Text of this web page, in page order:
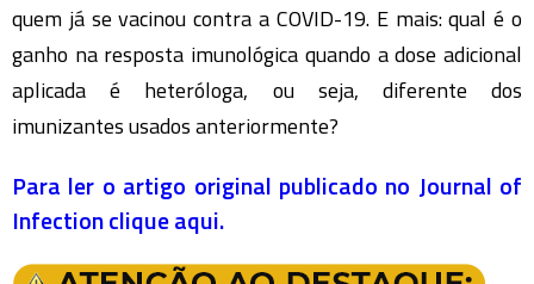
quem já se vacinou contra a COVID-19. E mais: qual é o
ganho na resposta imunológica quando a dose adicional
aplicada é heteróloga, ou seja, diferente dos
imunizantes usados anteriormente?
Para ler o artigo original publicado no Journal of
Infection clique aqui.